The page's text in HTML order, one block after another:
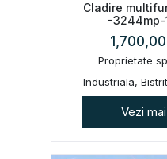
Cladire
-3244mp-
Proprietate
Industriala,
Vezi